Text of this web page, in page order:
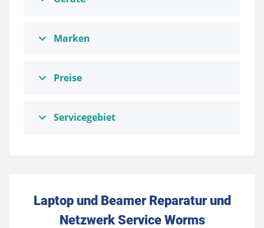
Marken
Preise
Servicegebiet
Laptop und Beamer Reparatur und
Netzwerk Service Worms